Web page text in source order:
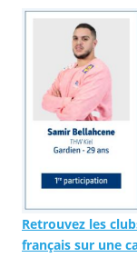
Retrouvez les
français sur une